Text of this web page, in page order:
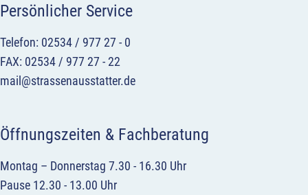
Persönlicher Service
Telefon: 02534 / 977 27 - 0
FAX: 02534 / 977 27 - 22
mail@strassenausstatter.de
Öffnungszeiten & Fachberatung
Montag – Donnerstag 7.30 - 16.30 Uhr
Pause 12.30 - 13.00 Uhr